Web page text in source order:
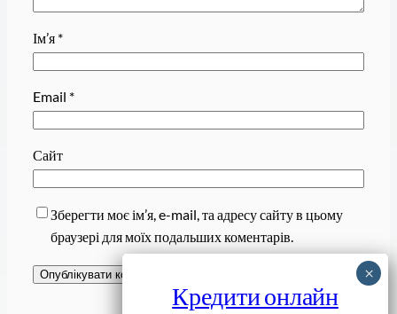
Ім’я *
Email *
Сайт
Зберегти моє ім’я, e-mail, та адресу сайту в цьому
браузері для моїх подальших коментарів.
Кредити онлайн